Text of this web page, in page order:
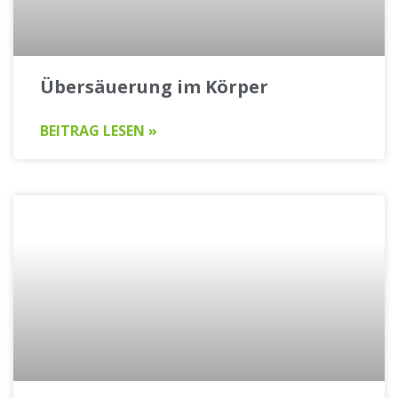
Übersäuerung im Körper
BEITRAG LESEN »